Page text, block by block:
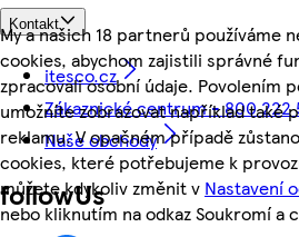
My a našich 18 partnerů používáme
cookies, abychom zajistili správné
zpracovali osobní údaje. Povolením
umožníte zobrazovat například také
reklamu. V opačném případě
cookies, které potřebujeme k
můžete kdykoliv změnit v Nastavení
nebo kliknutím na odkaz Soukromí a
Kontakt
itesco.cz
Zákaznické centrum - 800 222
Naše obchody
followUs